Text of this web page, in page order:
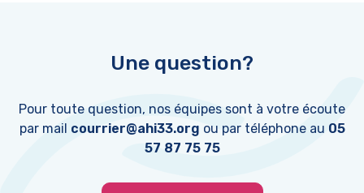
Une question?
Pour toute question, nos équipes sont à votre écoute
par mail courrier@ahi33.org ou par téléphone au 05
57 87 75 75